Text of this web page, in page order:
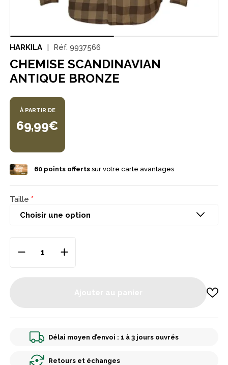
HARKILA Réf. 9937566
CHEMISE SCANDINAVIAN
ANTIQUE BRONZE
À PARTIR DE
69,99€
60points offertssur votre carte avantages
Taille
Délai moyen d’envoi : 1 à 3 jours ouvrés
Retours et échanges